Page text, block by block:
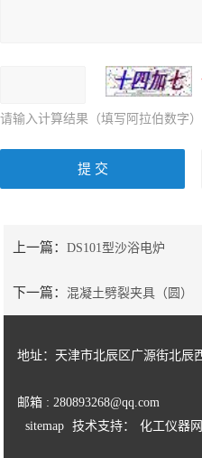
请输入计算结果（填写阿拉伯数字
上一篇：DS101型沙浴电炉
下一篇： 混凝土劈裂夹具（圆）
地址：天津市北辰区广源街北辰
邮箱 : 280893268@qq.com
sitemap
技术支持： 化工仪器网